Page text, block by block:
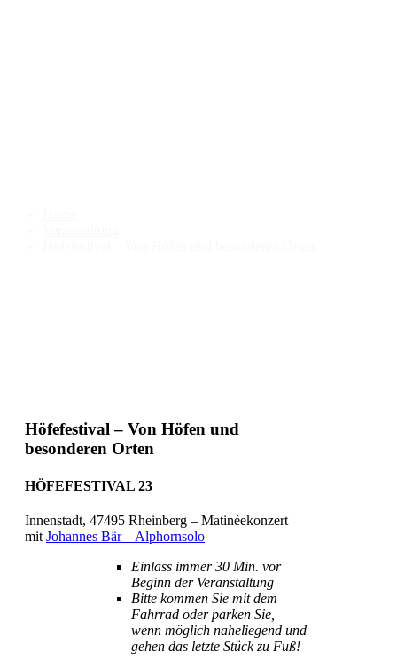
Höfefestival – Von Höfen und
besonderen Orten
HÖFEFESTIVAL 23
Innenstadt, 47495 Rheinberg – Matinéekonzert
mit Johannes Bär – Alphornsolo
Einlass immer 30 Min. vor
Beginn der Veranstaltung
Bitte kommen Sie mit dem
Fahrrad oder parken Sie,
wenn möglich naheliegend und
gehen das letzte Stück zu Fuß!